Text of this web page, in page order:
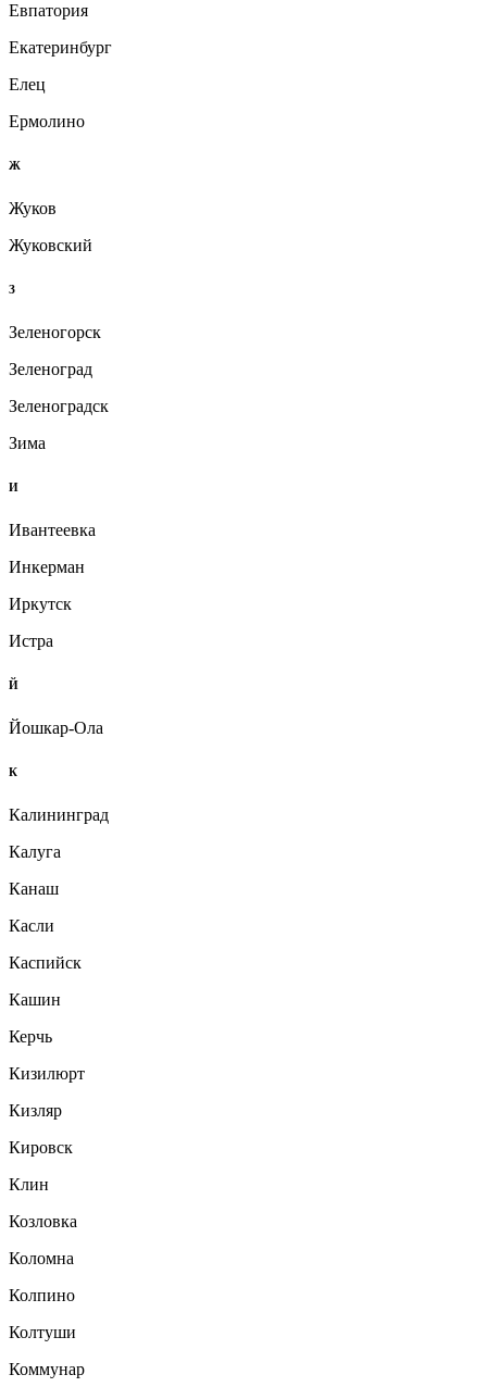
Евпатория
Екатеринбург
Елец
Ермолино
Ж
Жуков
Жуковский
З
Зеленогорск
Зеленоград
Зеленоградск
Зима
И
Ивантеевка
Инкерман
Иркутск
Истра
Й
Йошкар-Ола
К
Калининград
Калуга
Канаш
Касли
Каспийск
Кашин
Керчь
Кизилюрт
Кизляр
Кировск
Клин
Козловка
Коломна
Колпино
Колтуши
Коммунар